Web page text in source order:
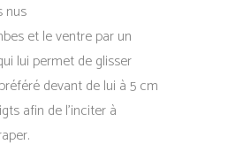
nus
et le ventre par un
lui permet de glisser
devant de lui à 5 cm
afin de l’inciter à